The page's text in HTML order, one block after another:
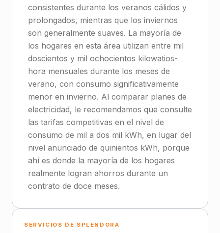
consistentes durante los veranos cálidos y
prolongados, mientras que los inviernos
son generalmente suaves. La mayoría de
los hogares en esta área utilizan entre mil
doscientos y mil ochocientos kilowatios-
hora mensuales durante los meses de
verano, con consumo significativamente
menor en invierno. Al comparar planes de
electricidad, le recomendamos que consulte
las tarifas competitivas en el nivel de
consumo de mil a dos mil kWh, en lugar del
nivel anunciado de quinientos kWh, porque
ahí es donde la mayoría de los hogares
realmente logran ahorros durante un
contrato de doce meses.
SERVICIOS DE SPLENDORA